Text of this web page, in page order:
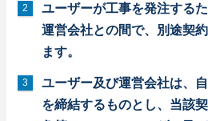
ユーザーが工事を発注する
運営会社との間で、別途契
ます。
ユーザー及び運営会社は、
を締結するものとし、当該